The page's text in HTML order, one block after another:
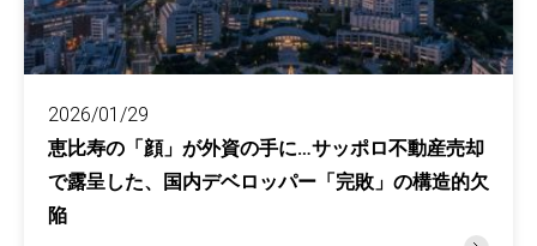
2026/01/29
恵比寿の「顔」が外資の手に…サッポロ不動産売却
で露呈した、国内デベロッパー「完敗」の構造的欠
陥